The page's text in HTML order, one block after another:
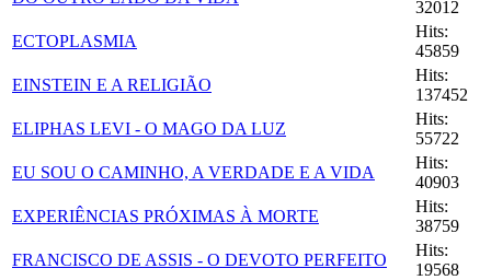
32012
ECTOPLASMIA
Hits:
45859
EINSTEIN E A RELIGIÃO
Hits:
137452
ELIPHAS LEVI - O MAGO DA LUZ
Hits:
55722
EU SOU O CAMINHO, A VERDADE E A VIDA
Hits:
40903
EXPERIÊNCIAS PRÓXIMAS À MORTE
Hits:
38759
FRANCISCO DE ASSIS - O DEVOTO PERFEITO
Hits:
19568